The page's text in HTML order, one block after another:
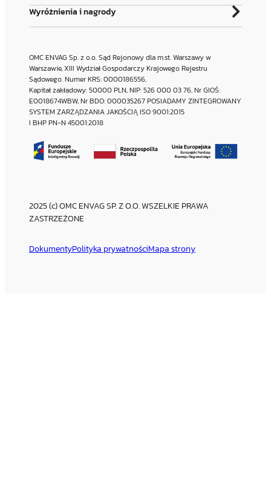
Wyróżnienia i nagrody
OMC ENVAG Sp. z o.o. Sąd Rejonowy dla m.st. Warszawy w
Warszawie, XIII Wydział Gospodarczy Krajowego Rejestru
Sądowego. Numer KRS: 0000186556,
Kapitał zakładowy: 50000 PLN, NIP: 526 000 03 76, Nr GIOŚ:
E0018674WBW, Nr BDO: 000035267 POSIADAMY ZINTEGROWANY
SYSTEM ZARZĄDZANIA JAKOŚCIĄ ISO 9001:2015
I BHP PN‑N 45001:2018
2025 (c) OMC ENVAG SP. Z O.O. WSZELKIE PRAWA
ZASTRZEŻONE
DokumentyPolityka prywatnościMapa strony